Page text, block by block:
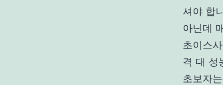
셔야 합
아닌데
초이스
격 대 성
초보자